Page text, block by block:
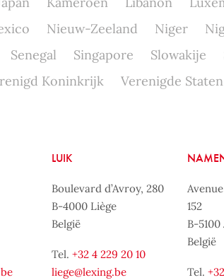
Nieuw-Zeeland Niger
Senegal Singapore Slowakije
Koninkrijk
Verenigde Staten
LUIK
Boulevard d’Avroy, 280
B-4000 Liège
België
Tel. +32 4 229 20 10
liege@lexing.be
152
B-5100
België
Tel.